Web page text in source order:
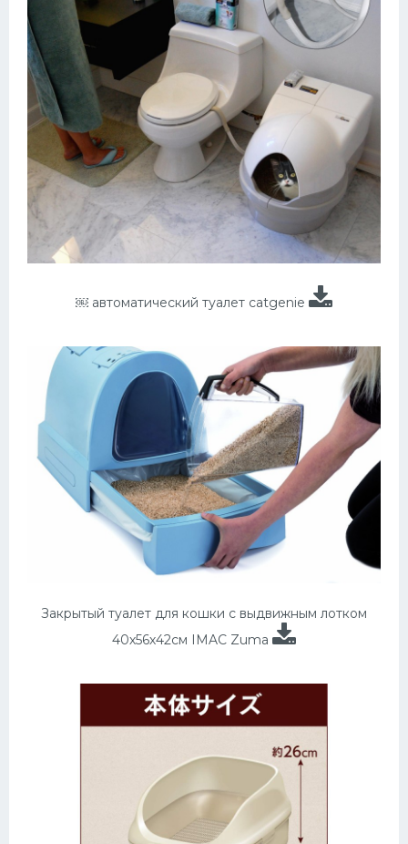
￼ автоматический туалет catgenie
Закрытый туалет для кошки с выдвижным лотком
40х56х42см IMAC Zuma